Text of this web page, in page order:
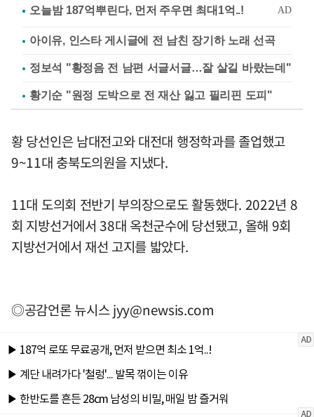
아이유, 인스타 게시글에 전 남친 장기하 노래 선곡
정보석 "황정음 전 남편 서글서글…잘 살길 바랐는데"
황기순 "원정 도박으로 전 재산 잃고 필리핀 도피"
황 당선인은 남대전고와 대전대 행정학과를 졸업했고
9~11대 충북도의원을 지냈다.
11대 도의회 전반기 부의장으로도 활동했다. 2022년 8
회 지방선거에서 38대 옥천군수에 당선됐고, 올해 9회
지방선거에서 재선 고지를 밟았다.
◎공감언론 뉴시스jyy@newsis.com